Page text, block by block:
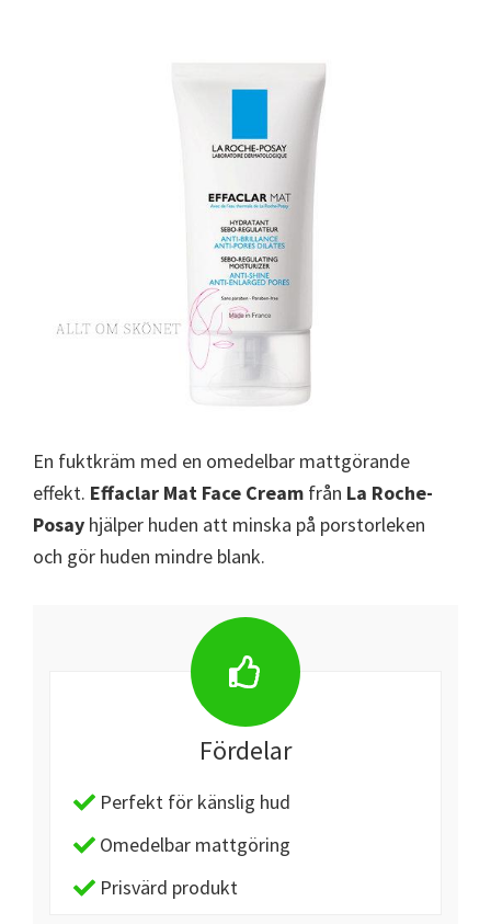
En fuktkräm med en omedelbar mattgörande
effekt. Effaclar Mat Face Cream från La Roche-
Posay hjälper huden att minska på porstorleken
och gör huden mindre blank.
Fördelar
Perfekt för känslig hud
Omedelbar mattgöring
Prisvärd produkt